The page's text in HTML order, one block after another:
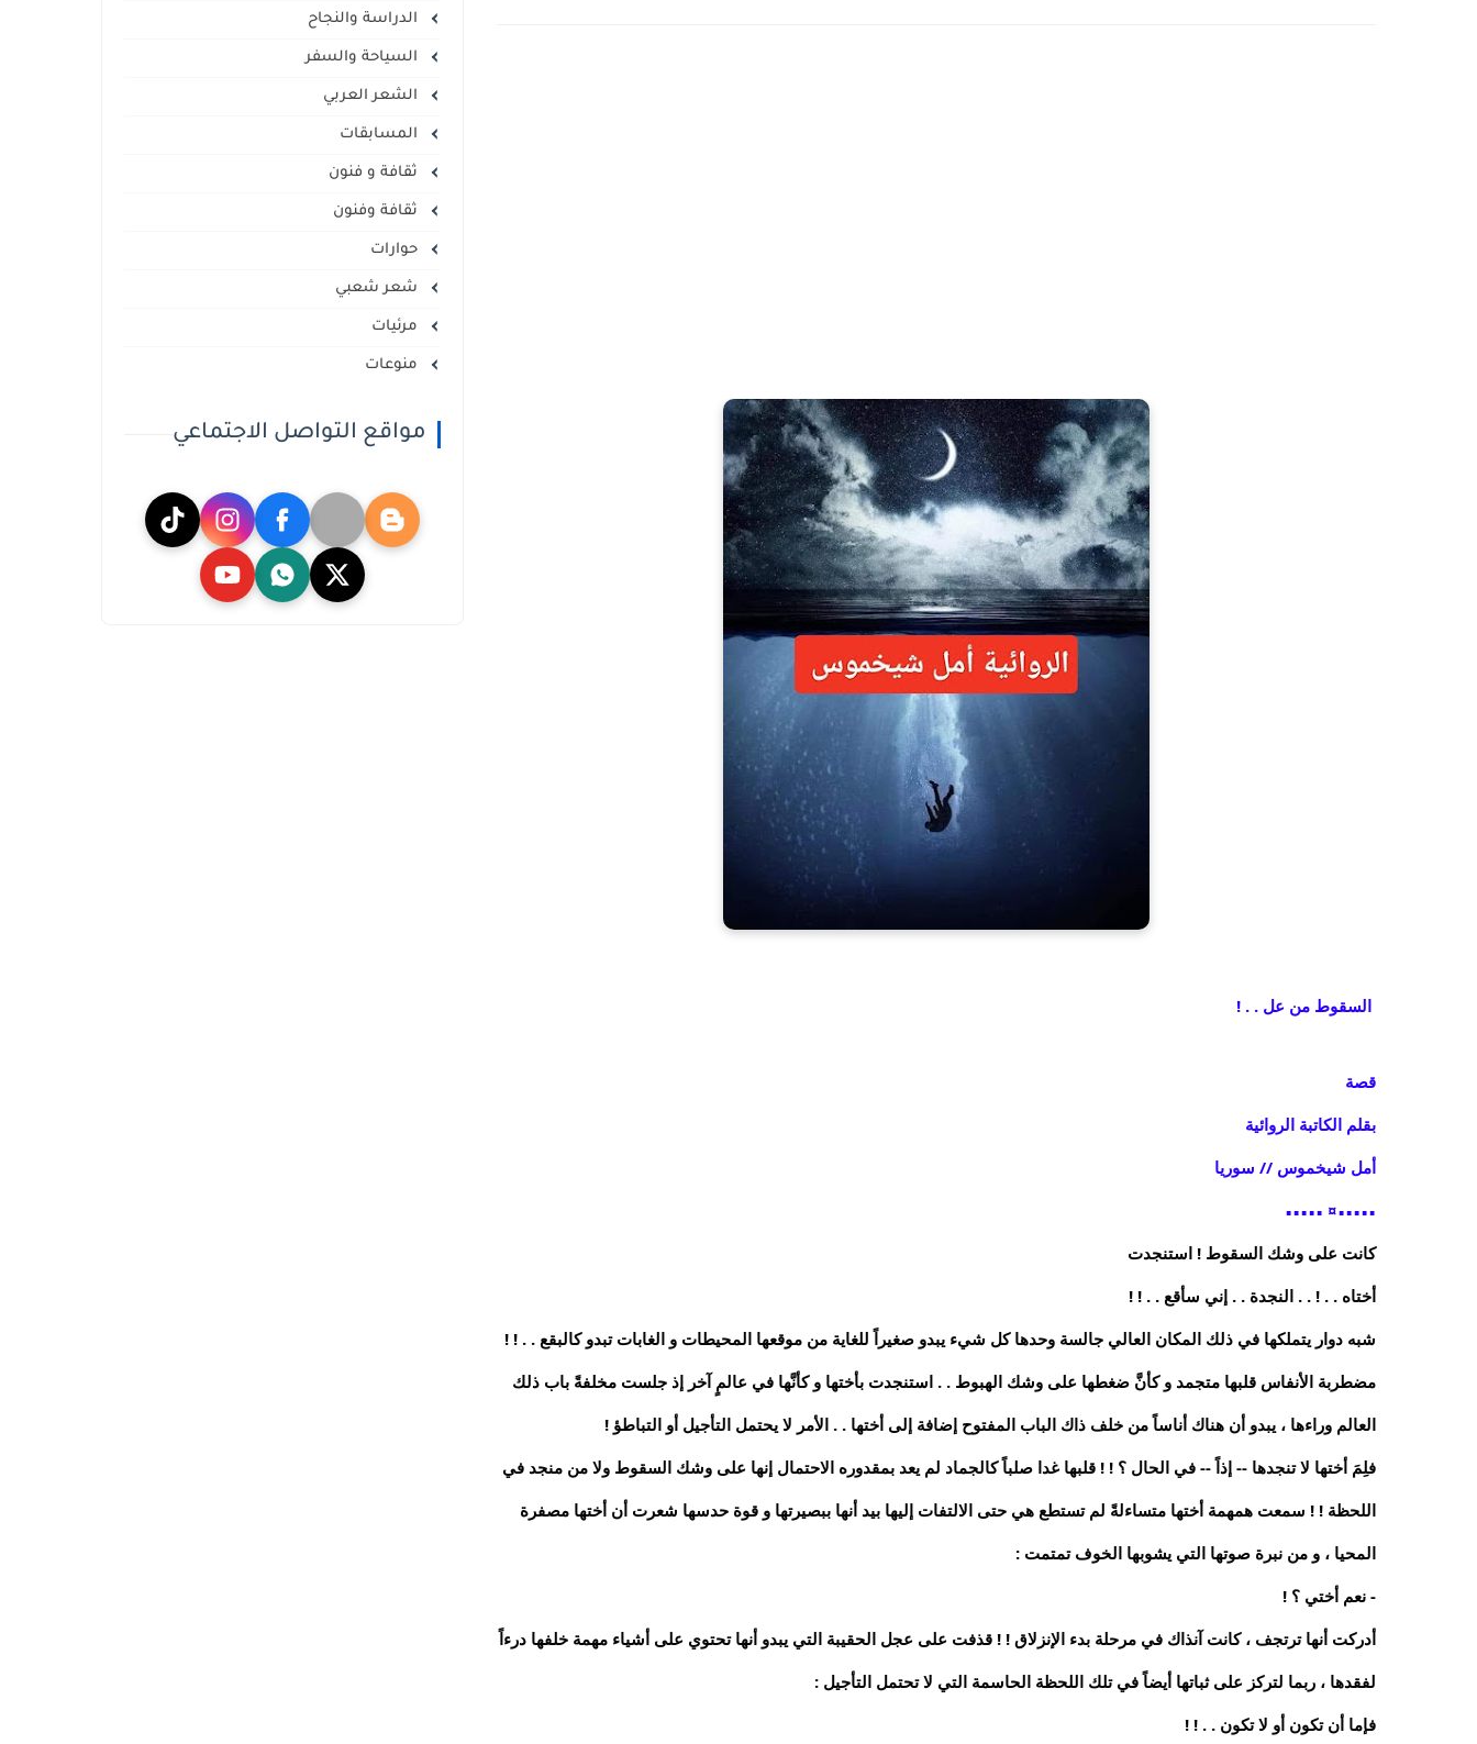
السقوط من عل . . !
قصة
بقلم الكاتبة الروائية
أمل شيخموس // سوريا
▪︎
▪︎
▪︎
▪︎
▪︎
¤
▪︎
▪︎
▪︎
▪︎
▪︎
كانت على وشك السقوط ! استنجدت
أختاه . . ! . . النجدة . . إني سأقع . . ! !
شبه دوار يتملكها في ذلك المكان العالي جالسة وحدها كل شيء يبدو صغيراً للغاية من موقعها المحيطات و الغابات تبدو كالبقع . . ! !
مضطربة الأنفاس قلبها متجمد و كأنَّ ضغطها على وشك الهبوط . . استنجدت بأختها و كأنَّها في عالمٍ آخر إذ جلست مخلفةً باب ذلك
العالم وراءها ، يبدو أن هناك أناساً من خلف ذاك الباب المفتوح إضافة إلى أختها . . الأمر لا يحتمل التأجيل أو التباطؤ !
فلِمَ أختها لا تنجدها -- إذاً -- في الحال ؟ ! ! قلبها غدا صلباً كالجماد لم يعد بمقدوره الاحتمال إنها على وشك السقوط ولا من منجد في
اللحظة ! ! سمعت همهمة أختها متساءلةً لم تستطع هي حتى الالتفات إليها بيد أنها ببصيرتها و قوة حدسها شعرت أن أختها مصفرة
المحيا ، و من نبرة صوتها التي يشوبها الخوف تمتمت :
- نعم أختي ؟ !
أدركت أنها ترتجف ، كانت آنذاك في مرحلة بدء الإنزلاق ! ! قذفت على عجل الحقيبة التي يبدو أنها تحتوي على أشياء مهمة خلفها درءاً
لفقدها ، ربما لتركز على ثباتها أيضاً في تلك اللحظة الحاسمة التي لا تحتمل التأجيل :
فإما أن تكون أو لا تكون . . ! !
الدراسة والنجاح
السياحة والسفر
الشعر العربي
المسابقات
ثقافة و فنون
ثقافة وفنون
حوارات
شعر شعبي
مرئيات
منوعات
مواقع التواصل الاجتماعي